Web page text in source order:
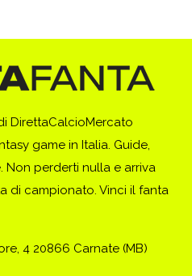
DirettaCalcioMercato
game in Italia. Guide,
Non perderti nulla e arriva
di campionato. Vinci il fanta
4 20866 Carnate (MB)